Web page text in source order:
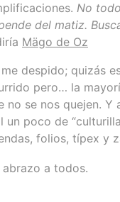
No
del matiz.
Mägo de Oz
despido; quizás
pero… la
no se nos quejen. Y
un poco de
folios, típex y
abrazo a todos.